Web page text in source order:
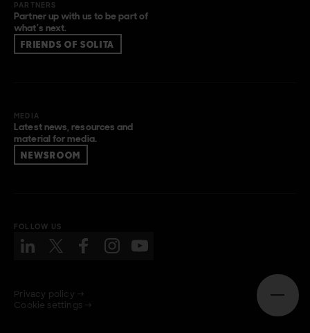
PARTNERS
Partner up with us to be part of
what’s next.
FRIENDS OF SOLITA
MEDIA
Latest news, resources and
material for media.
NEWSROOM
FOLLOW US
Privacy policy →
Cookie settings →